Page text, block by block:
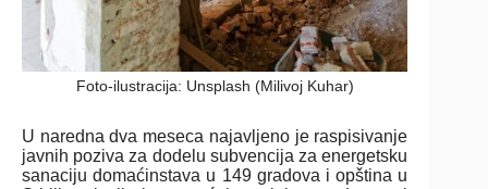
Foto-ilustracija: Unsplash (Milivoj Kuhar)
U naredna dva meseca najavljeno je raspisivanje
javnih poziva za dodelu subvencija za energetsku
sanaciju domaćinstava u 149 gradova i opština u